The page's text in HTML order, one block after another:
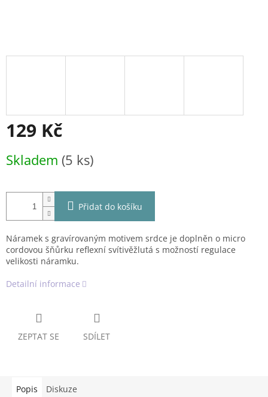
129 Kč
cena:
Skladem (5 ks)
Přidat do košíku
Náramek s gravírovaným motivem srdce je doplněn o micro
cordovou šňůrku reflexní svítivěžlutá s možností regulace
velikosti náramku.
Detailní informace
ZEPTAT SE SDÍLET
Popis Diskuze